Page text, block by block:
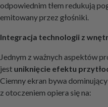
odpowiednim tłem redukują
emitowany przez głośniki.
Integracja technologii z
Jednym z ważnych aspektów
jest uniknięcie efektu
Ciemny ekran bywa
z otoczeniem opiera się na: